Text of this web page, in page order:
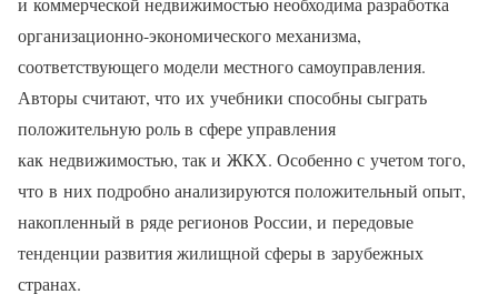
организационно-экономического механизма,
соответствующего модели местного самоуправления.
Авторы считают, что их учебники способны сыграть
положительную роль в сфере управления
как недвижимостью, так и ЖКХ. Особенно с учетом того,
что в них подробно анализируются положительный опыт,
накопленный в ряде регионов России, и передовые
тенденции развития жилищной сферы в зарубежных
странах.